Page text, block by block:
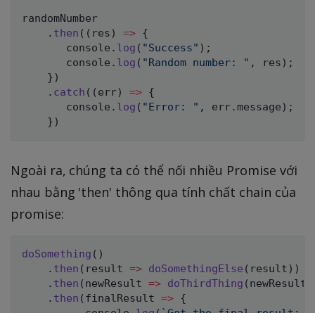
randomNumber
. then ( ( res ) => {
       console
. log ( "Success" ) ;
       console
. log ( "Random number: " , res ) ;
} )
. catch ( ( err) => {
       console
. log ( "Error: " , err. message ) ;
} )
Ngoài ra, chúng ta có thể nối nhiều Promise với
nhau bằng 'then' thông qua tính chất chain của
promise:
doSomething ( )
. then ( result => doSomethingElse ( result ) )
. then ( newResult => doThirdThing ( newResult
. then ( finalResult => {